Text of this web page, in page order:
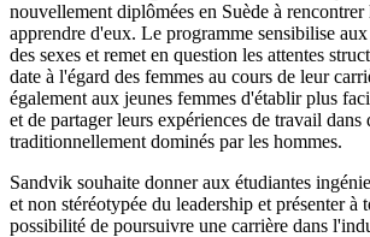
nouvellement diplômées en Suède à rencontrer
apprendre d'eux. Le programme sensibilise
des sexes et remet en question les attentes
date à l'égard des femmes au cours de leur
également aux jeunes femmes d'établir plus
et de partager leurs expériences de travail dans
traditionnellement dominés par les hommes.
Sandvik souhaite donner aux étudiantes
et non stéréotypée du leadership et présenter à
possibilité de poursuivre une carrière dans